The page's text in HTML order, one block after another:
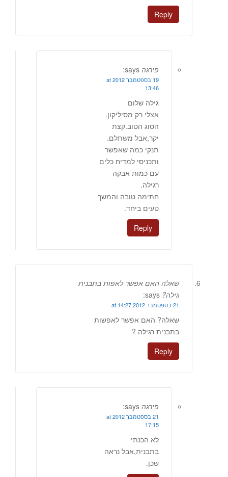
Reply
פירגה says:
19 בספטמבר 2012 at
13:46
גילה שלום
אצלי רק מסיליקון.
הסוג הטוב.קצת
יקר,אבל משתלם.
תנקי כמה שאפשר
ותכניסי למדיח כלים
עם כמות אבקה
רגילה.
חתימה טובה והמשך
טעים ביחד.
Reply
שאלה האם אפשר לאפות בתבנית
גילה? says:
21 בספטמבר 2012 at 14:27
שאלה? האם אפשר לאפשות
בתבנית רגילה ?
Reply
פירגה says:
21 בספטמבר 2012 at
17:15
לא הכנתי
בתבנית,אבל נראה
שכן.